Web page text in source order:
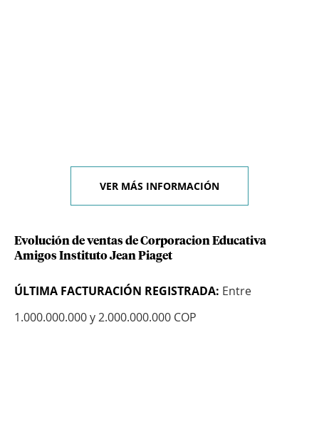
VER MÁS INFORMACIÓN
Evolución de ventas de Corporacion Educativa
Amigos Instituto Jean Piaget
ÚLTIMA FACTURACIÓN REGISTRADA: Entre
1.000.000.000 y 2.000.000.000 COP